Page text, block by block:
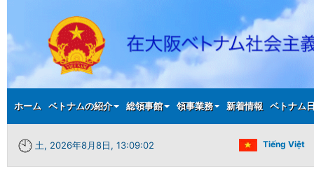
Main menu
ホーム ベトナムの紹介 総領事館 領事業務 新着情報 ベトナム
土, 2026年8月8日, 13:09:03 Tiếng Việt